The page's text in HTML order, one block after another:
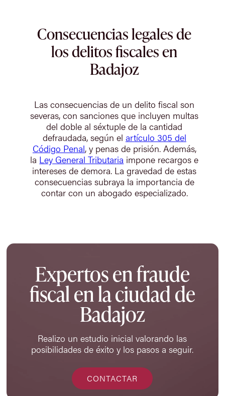
Consecuencias legales de
los delitos fiscales en
Badajoz
Las consecuencias de un delito fiscal son
severas, con sanciones que incluyen multas
del doble al séxtuple de la cantidad
defraudada, según el artículo 305 del
Código Penal, y penas de prisión. Además,
la Ley General Tributaria impone recargos e
intereses de demora. La gravedad de estas
consecuencias subraya la importancia de
contar con un abogado especializado.
Expertos en fraude
fiscal en la ciudad de
Badajoz
Realizo un estudio inicial valorando las
posibilidades de éxito y los pasos a seguir.
CONTACTAR